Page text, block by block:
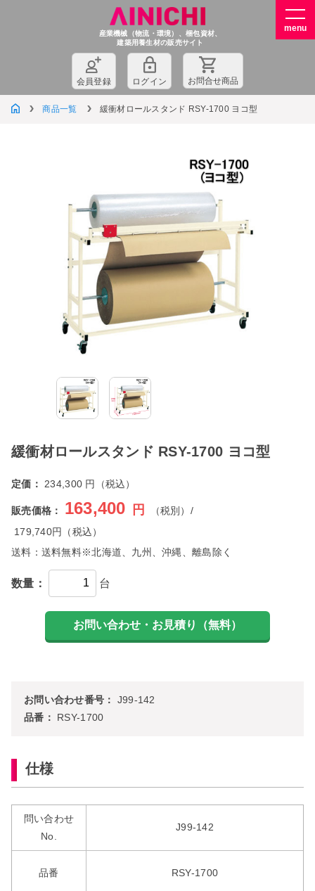
産業機械（物流・環境）、梱包資材、
建築用養生材の販売サイト
会員登録 ログイン お問合せ商品
商品一覧 緩衝材ロールスタンド RSY-1700 ヨコ型
緩衝材ロールスタンド RSY-1700 ヨコ型
定価： 234,300 円（税込）
販売価格： 163,400 円
（税別）/
179,740円（税込）
送料： 送料無料※北海道、九州、沖縄、離島除く
数量： 台
お問い合わせ番号：
J99-142
品番：
RSY-1700
仕様
問い合わせ
No.
J99-142
品番 RSY-1700